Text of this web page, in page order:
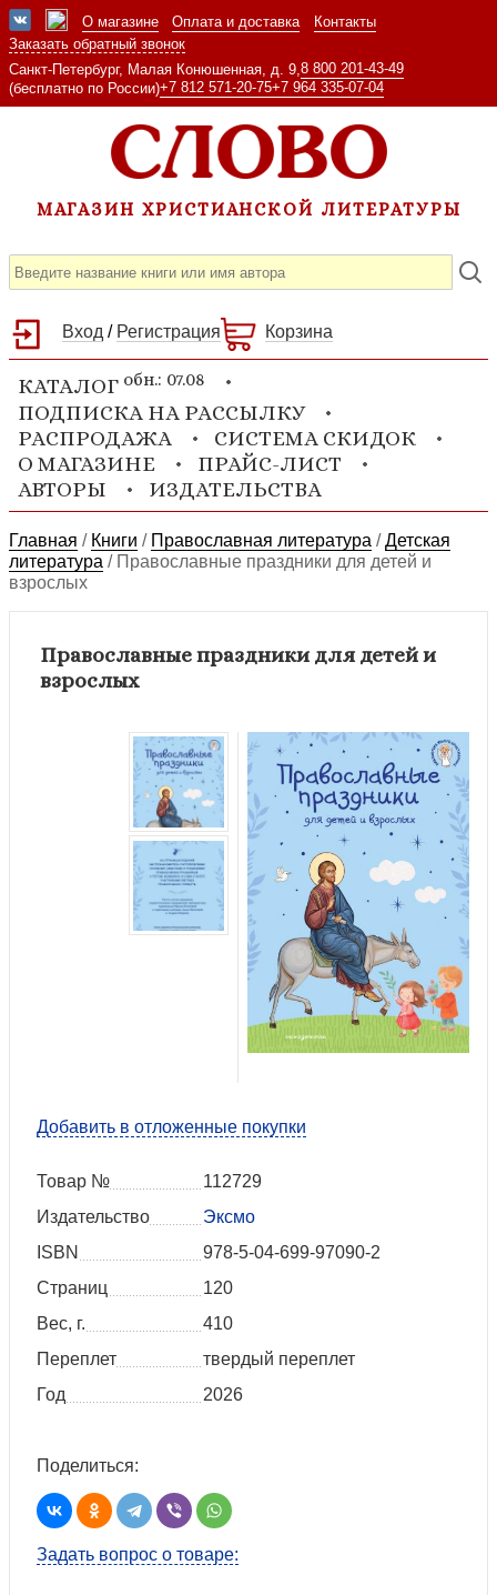
О магазине Оплата и доставка
Контакты
Заказать обратный звонок
Санкт-Петербург, Малая Конюшенная, д. 9, 8 800 201-43-49
(бесплатно по России)+7 812 571-20-75+7 964 335-07-04
МАГАЗИН ХРИСТИАНСКОЙ ЛИТЕРАТУРЫ
Вход / Регистрация Корзина
КАТАЛОГ обн.: 07.08
ПОДПИСКА НА РАССЫЛКУ
РАСПРОДАЖА
СИСТЕМА СКИДОК
О МАГАЗИНЕ
ПРАЙС-ЛИСТ
АВТОРЫ
ИЗДАТЕЛЬСТВА
Главная / Книги / Православная литература /Детская
литература / Православные праздники для детей и
взрослых
Православные праздники для детей и
взрослых
Добавить в отложенные покупки
Товар №
112729
Издательство
Эксмо
ISBN
978-5-04-699-97090-2
Страниц
120
Вес, г.
410
Переплет
твердый переплет
Год
2026
Поделиться:
Задать вопрос о товаре: